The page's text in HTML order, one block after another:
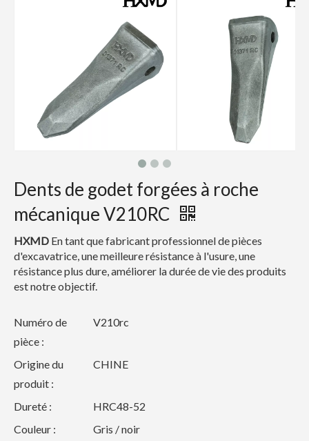
Dents de godet forgées à roche
mécanique V210RC
HXMD En tant que fabricant professionnel de pièces
d'excavatrice, une meilleure résistance à l'usure, une
résistance plus dure, améliorer la durée de vie des produits
est notre objectif.
Numéro de
pièce :
V210rc
Origine du
produit :
CHINE
Dureté :
HRC48-52
Couleur :
Gris / noir